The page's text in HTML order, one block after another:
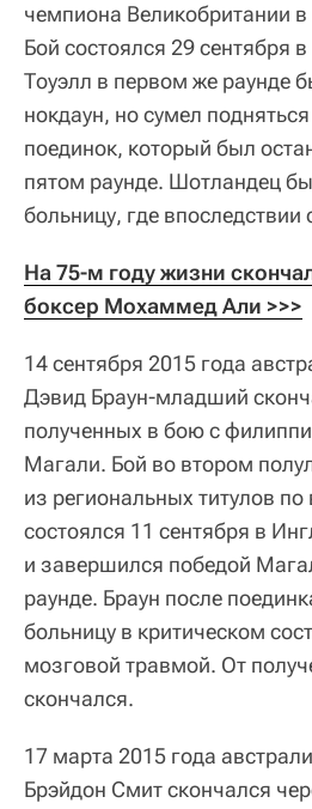
чемпиона Великобритании
Бой состоялся 29 сентября
Тоуэлл в первом же раунде
нокдаун, но сумел
поединок, который был
пятом раунде. Шотландец
больницу, где впоследствии
На 75-м году жизни
боксер Мохаммед Али >>>
14 сентября 2015 года
Дэвид Браун-младший
полученных в бою с
Магали. Бой во втором
из региональных титулов по
состоялся 11 сентября в
и завершился победой
раунде. Браун после
больницу в критическом
мозговой травмой. От
скончался.
17 марта 2015 года
Брэйдон Смит скончался